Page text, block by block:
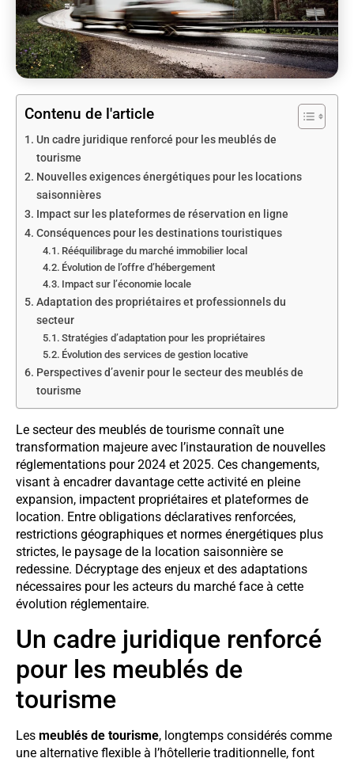
Contenu de l'article
Un cadre juridique renforcé pour les meublés de
tourisme
Nouvelles exigences énergétiques pour les locations
saisonnières
Impact sur les plateformes de réservation en ligne
Conséquences pour les destinations touristiques
Rééquilibrage du marché immobilier local
Évolution de l’offre d’hébergement
Impact sur l’économie locale
Adaptation des propriétaires et professionnels du
secteur
Stratégies d’adaptation pour les propriétaires
Évolution des services de gestion locative
Perspectives d’avenir pour le secteur des meublés de
tourisme
Le secteur des meublés de tourisme connaît une
transformation majeure avec l’instauration de nouvelles
réglementations pour 2024 et 2025. Ces changements,
visant à encadrer davantage cette activité en pleine
expansion, impactent propriétaires et plateformes de
location. Entre obligations déclaratives renforcées,
restrictions géographiques et normes énergétiques plus
strictes, le paysage de la location saisonnière se
redessine. Décryptage des enjeux et des adaptations
nécessaires pour les acteurs du marché face à cette
évolution réglementaire.
Un cadre juridique renforcé
pour les meublés de
tourisme
Les meublés de tourisme, longtemps considérés comme
une alternative flexible à l’hôtellerie traditionnelle, font